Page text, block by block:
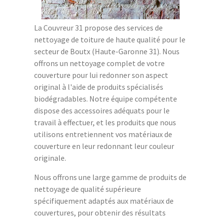
La Couvreur 31 propose des services de
nettoyage de toiture de haute qualité pour le
secteur de Boutx (Haute-Garonne 31). Nous
offrons un nettoyage complet de votre
couverture pour lui redonner son aspect
original à l'aide de produits spécialisés
biodégradables. Notre équipe compétente
dispose des accessoires adéquats pour le
travail à effectuer, et les produits que nous
utilisons entretiennent vos matériaux de
couverture en leur redonnant leur couleur
originale.
Nous offrons une large gamme de produits de
nettoyage de qualité supérieure
spécifiquement adaptés aux matériaux de
couvertures, pour obtenir des résultats